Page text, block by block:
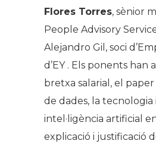
Flores Torres, sènior
People Advisory
Alejandro Gil, soci
d’EY . Els ponents han
bretxa salarial, el paper
de dades, la tecnologia
intel·ligència artificial
explicació i justificació